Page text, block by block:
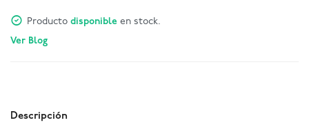
Producto disponible en stock.
Ver Blog
Descripción